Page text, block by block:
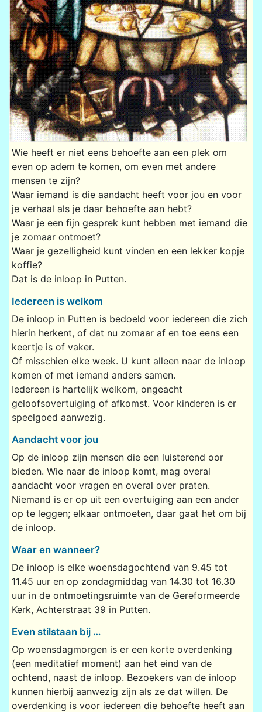
Wie heeft er niet eens behoefte aan een plek om
even op adem te komen, om even met andere
mensen te zijn?
Waar iemand is die aandacht heeft voor jou en voor
je verhaal als je daar behoefte aan hebt?
Waar je een fijn gesprek kunt hebben met iemand die
je zomaar ontmoet?
Waar je gezelligheid kunt vinden en een lekker kopje
koffie?
Dat is de inloop in Putten.
Iedereen is welkom
De inloop in Putten is bedoeld voor iedereen die zich
hierin herkent, of dat nu zomaar af en toe eens een
keertje is of vaker.
Of misschien elke week. U kunt alleen naar de inloop
komen of met iemand anders samen.
Iedereen is hartelijk welkom, ongeacht
geloofsovertuiging of afkomst. Voor kinderen is er
speelgoed aanwezig.
Aandacht voor jou
Op de inloop zijn mensen die een luisterend oor
bieden. Wie naar de inloop komt, mag overal
aandacht voor vragen en overal over praten.
Niemand is er op uit een overtuiging aan een ander
op te leggen; elkaar ontmoeten, daar gaat het om bij
de inloop.
Waar en wanneer?
De inloop is elke woensdagochtend van 9.45 tot
11.45 uur en op zondagmiddag van 14.30 tot 16.30
uur in de ontmoetingsruimte van de Gereformeerde
Kerk, Achterstraat 39 in Putten.
Even stilstaan bij …
Op woensdagmorgen is er een korte overdenking
(een meditatief moment) aan het eind van de
ochtend, naast de inloop. Bezoekers van de inloop
kunnen hierbij aanwezig zijn als ze dat willen. De
overdenking is voor iedereen die behoefte heeft aan